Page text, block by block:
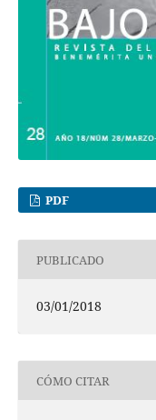
PDF
PUBLICADO
03/01/2018
CÓMO CITAR